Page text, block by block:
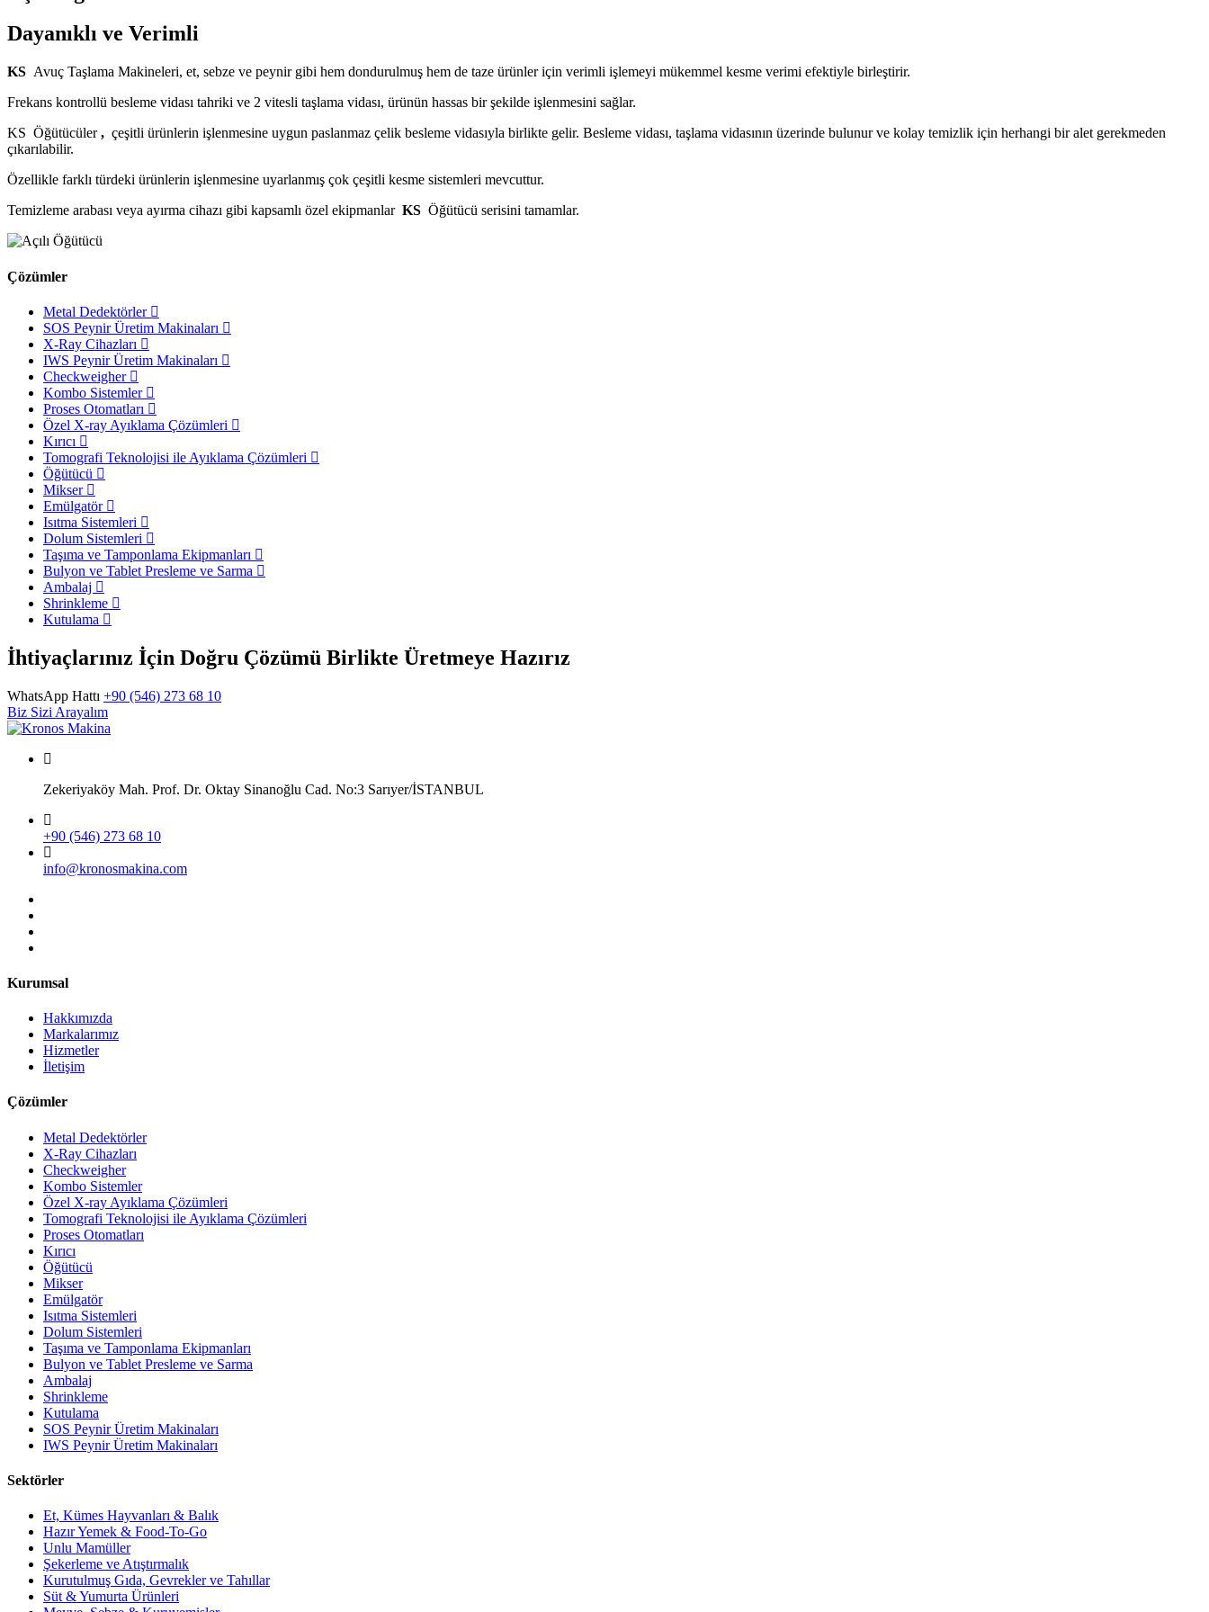
Dayanıklı ve Verimli
KS Avuç Taşlama Makineleri, et, sebze ve peynir gibi hem dondurulmuş hem de taze ürünler için verimli işlemeyi mükemmel kesme verimi efektiyle birleştirir.
Frekans kontrollü besleme vidası tahriki ve 2 vitesli taşlama vidası, ürünün hassas bir şekilde işlenmesini sağlar.
KS Öğütücüler, çeşitli ürünlerin işlenmesine uygun paslanmaz çelik besleme vidasıyla birlikte gelir. Besleme vidası, taşlama vidasının üzerinde bulunur ve kolay temizlik için herhangi bir alet gerekmeden
çıkarılabilir.
Özellikle farklı türdeki ürünlerin işlenmesine uyarlanmış çok çeşitli kesme sistemleri mevcuttur.
Temizleme arabası veya ayırma cihazı gibi kapsamlı özel ekipmanlar KS Öğütücü serisini tamamlar.
Çözümler
Metal Dedektörler
SOS Peynir Üretim Makinaları
X-Ray Cihazları
IWS Peynir Üretim Makinaları
Checkweigher
Kombo Sistemler
Proses Otomatları
Özel X-ray Ayıklama Çözümleri
Kırıcı
Tomografi Teknolojisi ile Ayıklama Çözümleri
Öğütücü
Mikser
Emülgatör
Isıtma Sistemleri
Dolum Sistemleri
Taşıma ve Tamponlama Ekipmanları
Bulyon ve Tablet Presleme ve Sarma
Ambalaj
Shrinkleme
Kutulama
İhtiyaçlarınız İçin Doğru Çözümü Birlikte Üretmeye Hazırız
WhatsApp Hattı +90 (546) 273 68 10
Biz Sizi Arayalım
Zekeriyaköy Mah. Prof. Dr. Oktay Sinanoğlu Cad. No:3 Sarıyer/İSTANBUL
+90 (546) 273 68 10
info@kronosmakina.com
Kurumsal
Hakkımızda
Markalarımız
Hizmetler
İletişim
Çözümler
Metal Dedektörler
X-Ray Cihazları
Checkweigher
Kombo Sistemler
Özel X-ray Ayıklama Çözümleri
Tomografi Teknolojisi ile Ayıklama Çözümleri
Proses Otomatları
Kırıcı
Öğütücü
Mikser
Emülgatör
Isıtma Sistemleri
Dolum Sistemleri
Taşıma ve Tamponlama Ekipmanları
Bulyon ve Tablet Presleme ve Sarma
Ambalaj
Shrinkleme
Kutulama
SOS Peynir Üretim Makinaları
IWS Peynir Üretim Makinaları
Sektörler
Et, Kümes Hayvanları & Balık
Hazır Yemek & Food-To-Go
Unlu Mamüller
Şekerleme ve Atıştırmalık
Kurutulmuş Gıda, Gevrekler ve Tahıllar
Süt & Yumurta Ürünleri